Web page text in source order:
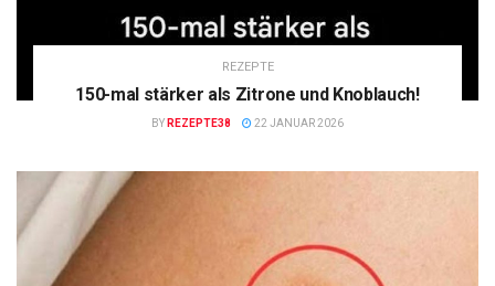
REZEPTE
150-mal stärker als Zitrone und Knoblauch!
BY REZEPTE38 22 JANUAR 2026